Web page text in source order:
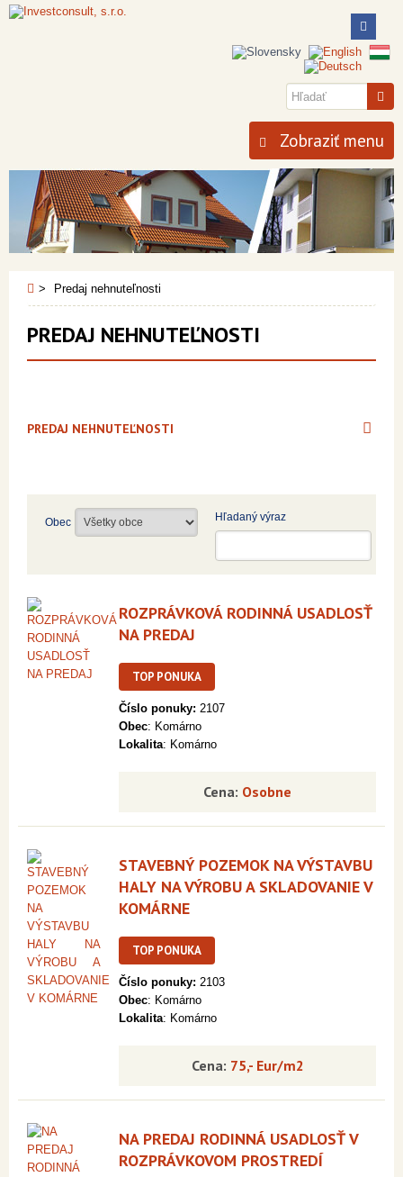
Zobraziť menu
Predaj nehnuteľnosti
PREDAJ NEHNUTEĽNOSTI
PREDAJ NEHNUTEĽNOSTI
Hľadaný výraz
Obec
ROZPRÁVKOVÁ RODINNÁ USADLOSŤ
NA PREDAJ
TOP PONUKA
Číslo ponuky: 2107
Obec: Komárno
Lokalita: Komárno
Cena: Osobne
STAVEBNÝ POZEMOK NA VÝSTAVBU
HALY NA VÝROBU A SKLADOVANIE V
KOMÁRNE
TOP PONUKA
Číslo ponuky: 2103
Obec: Komárno
Lokalita: Komárno
Cena: 75,- Eur/m2
NA PREDAJ RODINNÁ USADLOSŤ V
ROZPRÁVKOVOM PROSTREDÍ